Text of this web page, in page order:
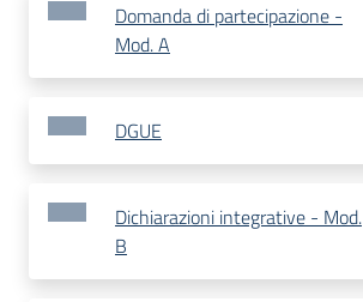
Domanda di partecipazione -
Mod. A
DGUE
Dichiarazioni integrative - Mod.
B